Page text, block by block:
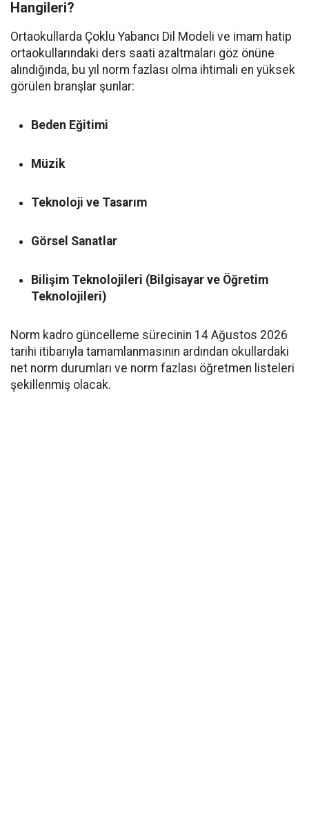
Hangileri?
Ortaokullarda Çoklu Yabancı Dil Modeli ve imam hatip
ortaokullarındaki ders saati azaltmaları göz önüne
alındığında, bu yıl norm fazlası olma ihtimali en yüksek
görülen branşlar şunlar:
Beden Eğitimi
Müzik
Teknoloji ve Tasarım
Görsel Sanatlar
Bilişim Teknolojileri (Bilgisayar ve Öğretim
Teknolojileri)
Norm kadro güncelleme sürecinin 14 Ağustos 2026
tarihi itibarıyla tamamlanmasının ardından okullardaki
net norm durumları ve norm fazlası öğretmen listeleri
şekillenmiş olacak.